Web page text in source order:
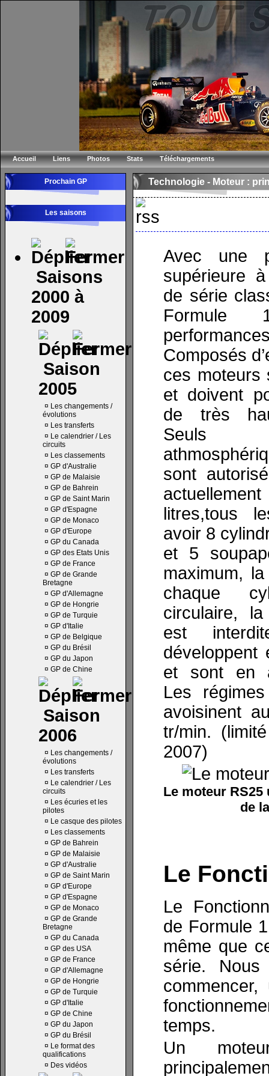
Accueil Liens Photos Stats Téléchargements
Prochain GP
Les saisons
Saisons
2000 à
2009
Saison
2005
¤ Les changements /
évolutions
¤ Les transferts
¤ Le calendrier / Les
circuits
¤ Les classements
¤ GP d'Australie
¤ GP de Malaisie
¤ GP de Bahrein
¤ GP de Saint Marin
¤ GP d'Espagne
¤ GP de Monaco
¤ GP d'Europe
¤ GP du Canada
¤ GP des Etats Unis
¤ GP de France
¤ GP de Grande
Bretagne
¤ GP d'Allemagne
¤ GP de Hongrie
¤ GP de Turquie
¤ GP d'Italie
¤ GP de Belgique
¤ GP du Brésil
¤ GP du Japon
¤ GP de Chine
Saison
2006
¤ Les changements /
évolutions
¤ Les transferts
¤ Le calendrier / Les
circuits
¤ Les écuries et les
pilotes
¤ Le casque des pilotes
¤ Les classements
¤ GP de Bahrein
¤ GP de Malaisie
¤ GP d'Australie
¤ GP de Saint Marin
¤ GP d'Europe
¤ GP d'Espagne
¤ GP de Monaco
¤ GP de Grande
Bretagne
¤ GP du Canada
¤ GP des USA
¤ GP de France
¤ GP d'Allemagne
¤ GP de Hongrie
¤ GP de Turquie
¤ GP d'Italie
¤ GP de Chine
¤ GP du Japon
¤ GP du Brésil
¤ Le format des
qualifications
¤ Des vidéos
Technologie - Moteur :
Avec une
supérieure
de série
Formule
Composés
ces moteurs
et doivent
de très
Seuls
sont
litres,tous
avoir 8
et 5
maximum,
chaque
circulaire,
est
et sont en
Les
avoisinent
tr/min.
2007)
Le moteur
de
Le
Le
de Formule
même que
série.
temps.
Un